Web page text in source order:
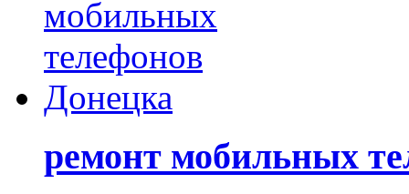
ремонт мобильных